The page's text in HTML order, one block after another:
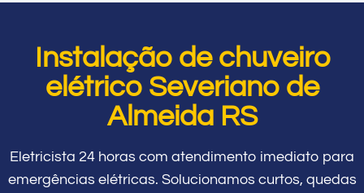
Instalação de chuveiro
elétrico Severiano de
Almeida RS
Eletricista 24 horas com atendimento imediato para
emergências elétricas. Solucionamos curtos, quedas